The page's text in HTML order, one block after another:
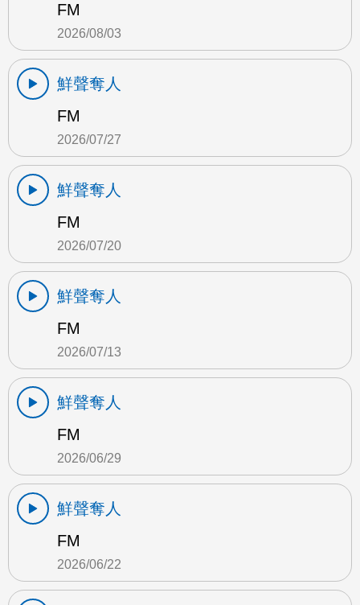
FM
2026/08/03
鮮聲奪人
FM
2026/07/27
鮮聲奪人
FM
2026/07/20
鮮聲奪人
FM
2026/07/13
鮮聲奪人
FM
2026/06/29
鮮聲奪人
FM
2026/06/22